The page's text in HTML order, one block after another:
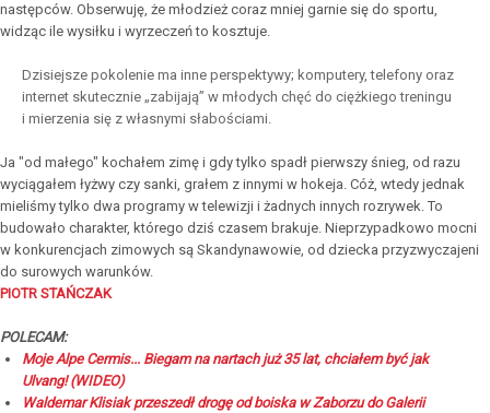
następców. Obserwuję, że młodzież coraz mniej garnie się do sportu,
widząc ile wysiłku i wyrzeczeń to kosztuje.
Dzisiejsze pokolenie ma inne perspektywy; komputery, telefony oraz
internet skutecznie „zabijają” w młodych chęć do ciężkiego treningu
i mierzenia się z własnymi słabościami.
Ja "od małego" kochałem zimę i gdy tylko spadł pierwszy śnieg, od razu
wyciągałem łyżwy czy sanki, grałem z innymi w hokeja. Cóż, wtedy jednak
mieliśmy tylko dwa programy w telewizji i żadnych innych rozrywek. To
budowało charakter, którego dziś czasem brakuje. Nieprzypadkowo mocni
w konkurencjach zimowych są Skandynawowie, od dziecka przyzwyczajeni
do surowych warunków.
PIOTR STAŃCZAK
POLECAM:
Moje Alpe Cermis... Biegam na nartach już 35 lat, chciałem być jak
Ulvang! (WIDEO)
Waldemar Klisiak przeszedł drogę od boiska w Zaborzu do Galerii